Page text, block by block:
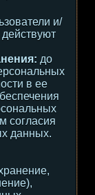
и/
до
в ее
согласия
данных.